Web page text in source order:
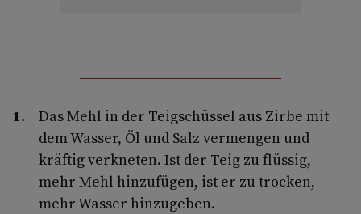
Das Mehl in der Teigschüssel aus Zirbe mit
dem Wasser, Öl und Salz vermengen und
kräftig verkneten. Ist der Teig zu flüssig,
mehr Mehl hinzufügen, ist er zu trocken,
mehr Wasser hinzugeben.